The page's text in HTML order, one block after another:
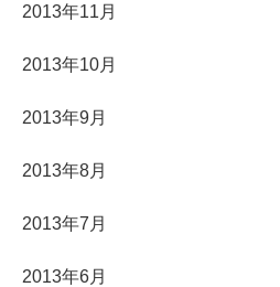
2013年11月
2013年10月
2013年9月
2013年8月
2013年7月
2013年6月